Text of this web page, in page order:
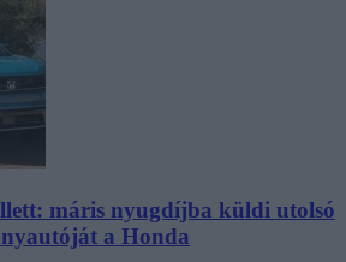
máris nyugdíjba küldi utolsó
a Honda